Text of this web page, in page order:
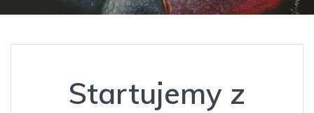
Startujemy z